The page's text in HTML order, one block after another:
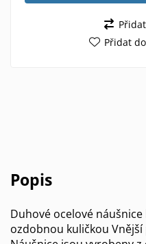
Přidat
Popis
Duhové ocelové
ozdobnou kuličkou